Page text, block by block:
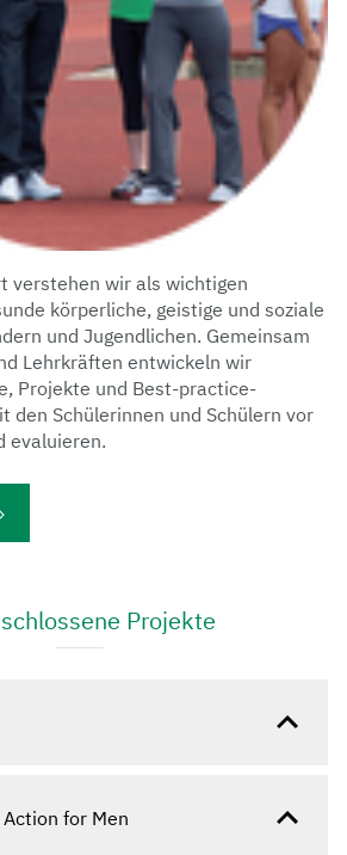
verstehen wir als wichtigen
körperliche, geistige und soziale
und Jugendlichen. Gemeinsam
Lehrkräften entwickeln wir
Projekte und Best-practice-
den Schülerinnen und Schülern vor
evaluieren.
Projekte
for Men